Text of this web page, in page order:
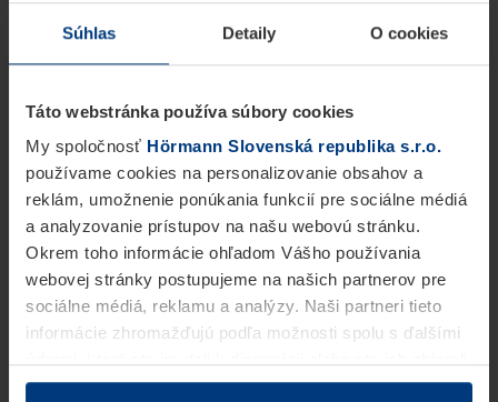
Súhlas Detaily O cookies
Táto webstránka používa súbory cookies
My spoločnosť Hörmann Slovenská republika s.r.o.
používame cookies na personalizovanie obsahov a
reklám, umožnenie ponúkania funkcií pre sociálne médiá
a analyzovanie prístupov na našu webovú stránku.
Okrem toho informácie ohľadom Vášho používania
webovej stránky postupujeme na našich partnerov pre
sociálne médiá, reklamu a analýzy. Naši partneri tieto
informácie zhromažďujú podľa možnosti spolu s ďalšími
v rámci Vášho využívania služieb.